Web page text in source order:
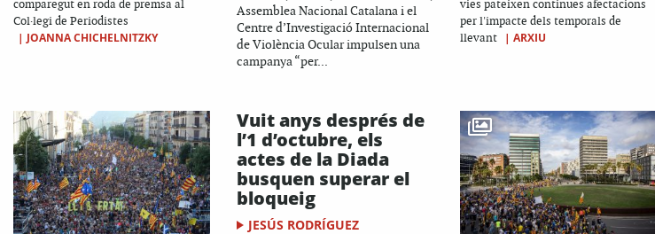
comparegut en roda de premsa al
Col·legi de Periodistes
| JOANNA CHICHELNITZKY
Assemblea Nacional Catalana i el
Centre d’Investigació Internacional
de Violència Ocular impulsen una
campanya “per...
vies pateixen continues afectacions
per l'impacte dels temporals de
llevant
| ARXIU
Vuit anys després de
l’1 d’octubre, els
actes de la Diada
busquen superar el
bloqueig
JESÚS RODRÍGUEZ